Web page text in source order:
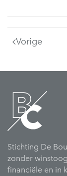
Vorige
Stichting De
zonder
financiële en in